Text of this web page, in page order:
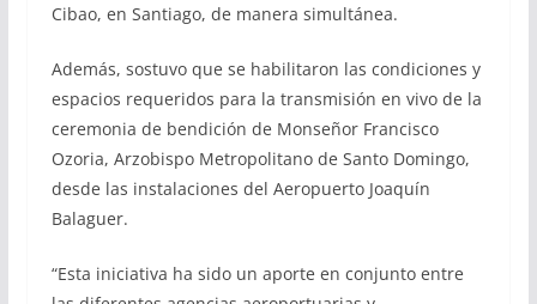
Cibao, en Santiago, de manera simultánea.
Además, sostuvo que se habilitaron las condiciones y
espacios requeridos para la transmisión en vivo de la
ceremonia de bendición de Monseñor Francisco
Ozoria, Arzobispo Metropolitano de Santo Domingo,
desde las instalaciones del Aeropuerto Joaquín
Balaguer.
“Esta iniciativa ha sido un aporte en conjunto entre